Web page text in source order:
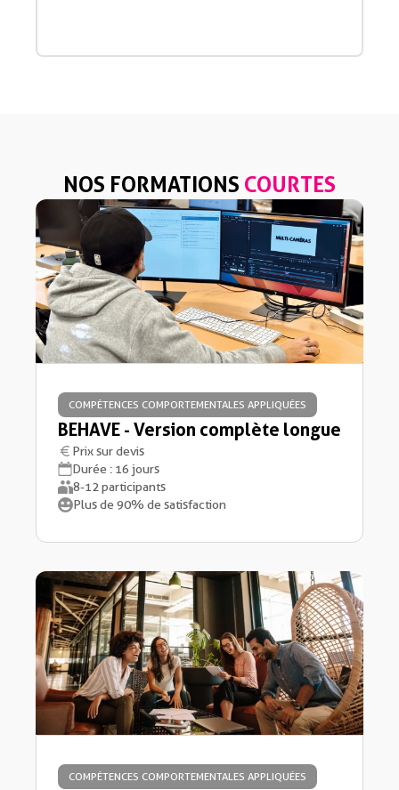
NOS FORMATIONS COURTES
COMPÉTENCES COMPORTEMENTALES APPLIQUÉES
BEHAVE - Version complète longue
Prix sur devis
Durée : 16 jours
8-12 participants
Plus de 90% de satisfaction
COMPÉTENCES COMPORTEMENTALES APPLIQUÉES